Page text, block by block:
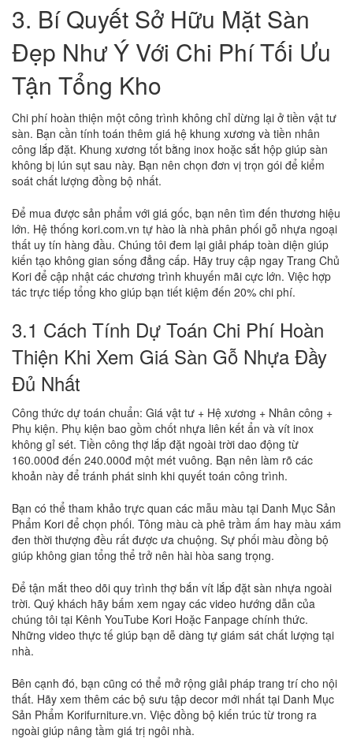
3. Bí Quyết Sở Hữu Mặt Sàn
Đẹp Như Ý Với Chi Phí Tối Ưu
Tận Tổng Kho
Chi phí hoàn thiện một công trình không chỉ dừng lại ở tiền vật tư
sàn. Bạn cần tính toán thêm giá hệ khung xương và tiền nhân
công lắp đặt. Khung xương tốt bằng inox hoặc sắt hộp giúp sàn
không bị lún sụt sau này. Bạn nên chọn đơn vị trọn gói để kiểm
soát chất lượng đồng bộ nhất.
Để mua được sản phẩm với giá gốc, bạn nên tìm đến thương hiệu
lớn. Hệ thống kori.com.vn tự hào là nhà phân phối gỗ nhựa ngoại
thất uy tín hàng đầu. Chúng tôi đem lại giải pháp toàn diện giúp
kiến tạo không gian sống đẳng cấp. Hãy truy cập ngay Trang Chủ
Kori để cập nhật các chương trình khuyến mãi cực lớn. Việc hợp
tác trực tiếp tổng kho giúp bạn tiết kiệm đến 20% chi phí.
3.1 Cách Tính Dự Toán Chi Phí Hoàn
Thiện Khi Xem Giá Sàn Gỗ Nhựa Đầy
Đủ Nhất
Công thức dự toán chuẩn: Giá vật tư + Hệ xương + Nhân công +
Phụ kiện. Phụ kiện bao gồm chốt nhựa liên kết ẩn và vít inox
không gỉ sét. Tiền công thợ lắp đặt ngoài trời dao động từ
160.000đ đến 240.000đ một mét vuông. Bạn nên làm rõ các
khoản này để tránh phát sinh khi quyết toán công trình.
Bạn có thể tham khảo trực quan các mẫu màu tại Danh Mục Sản
Phẩm Kori để chọn phối. Tông màu cà phê trầm ấm hay màu xám
đen thời thượng đều rất được ưa chuộng. Sự phối màu đồng bộ
giúp không gian tổng thể trở nên hài hòa sang trọng.
Để tận mắt theo dõi quy trình thợ bắn vít lắp đặt sàn nhựa ngoài
trời. Quý khách hãy bấm xem ngay các video hướng dẫn của
chúng tôi tại Kênh YouTube Kori Hoặc Fanpage chính thức.
Những video thực tế giúp bạn dễ dàng tự giám sát chất lượng tại
nhà.
Bên cạnh đó, bạn cũng có thể mở rộng giải pháp trang trí cho nội
thất. Hãy xem thêm các bộ sưu tập decor mới nhất tại Danh Mục
Sản Phẩm Korifurniture.vn. Việc đồng bộ kiến trúc từ trong ra
ngoài giúp nâng tầm giá trị ngôi nhà.